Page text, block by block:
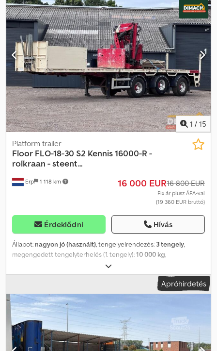
szolgáltatásokat kínálunk. Szívesen segítünk Önnek.
Chsdpjzqxbrsfx Acioa
1 / 15
Erp 1 118 km
Platform trailer
Floor FLO-18-30 S2 Kennis 16000-R -
rolkraan - steent...
16 000 EUR16 800 EUR
Fix ár plusz ÁFA-val
(19 360 EUR bruttó)
Érdeklődni Hívás
Állapot: nagyon jó (használt), tengelyelrendezés: 3 tengely,
megengedett tengelyterhelés (1. tengely):10 000 kg,
megengedett tengelyterhelés (2. tengely):
megengedett tengelyterhelés (3. tengely):10 000 kg, első
11 800 mm, teljes
szélesség:2 550 mm, tengelytáv:8 000 mm, szín:egyéb, Gyártási
év:2007, Felszereltség:daru
, Műszaki információk Alváz kialakítása:
merev Tengelykonfiguráció Hátsó tengely 1: LM felnik; Max.
tengelyterhelés: 10 000 kg; Bal oldali gumi profilmélység: 90%;
Jobb oldali gumi profilmélység: 90% Hátsó tengely 2: LM felnik;
Emelhető tengely; Max. tengelyterhelés: 10 000 kg; Kormányzott;
Apróhirdetés